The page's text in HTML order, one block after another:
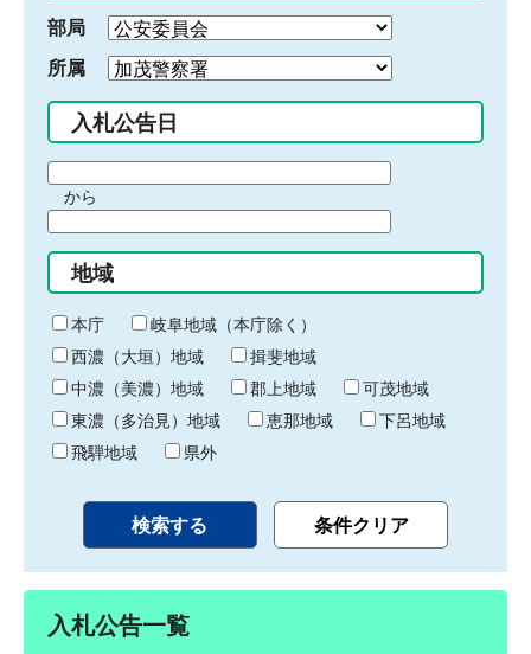
部局
所属
入札公告日
間
始
り
から
間
終
わ
り
地域
本庁
岐阜地域（本庁除く）
西濃（大垣）地域
揖斐地域
中濃（美濃）地域
郡上地域
可茂地域
東濃（多治見）地域
恵那地域
下呂地域
飛騨地域
県外
入札公告一覧